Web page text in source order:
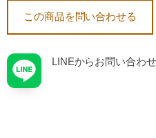
この商品を問い合わせる
LINEからお問い合わ